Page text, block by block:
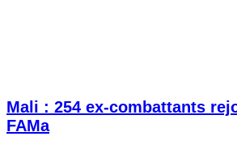
Mali : 254 ex-combattants
FAMa